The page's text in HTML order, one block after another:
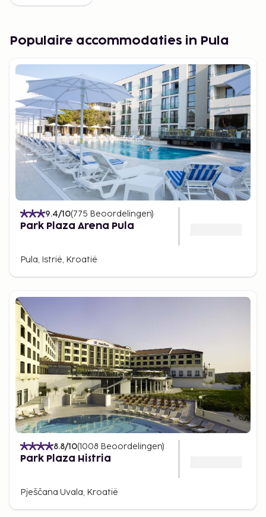
Populaire accommodaties in Pula
9.4/10(775 Beoordelingen)
Park Plaza Arena Pula
Pula, Istrië, Kroatië
8.8/10(1008 Beoordelingen)
Park Plaza Histria
Pješčana Uvala, Kroatië